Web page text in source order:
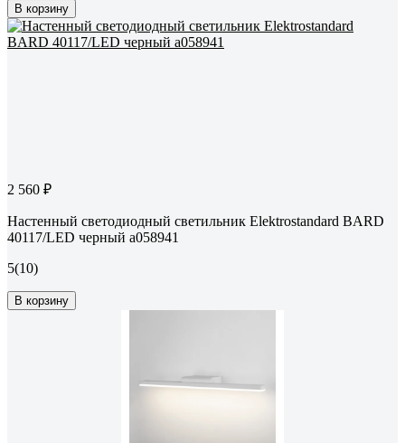
В корзину
2 560 ₽
Настенный светодиодный светильник Elektrostandard BARD
40117/LED черный a058941
5(10)
В корзину